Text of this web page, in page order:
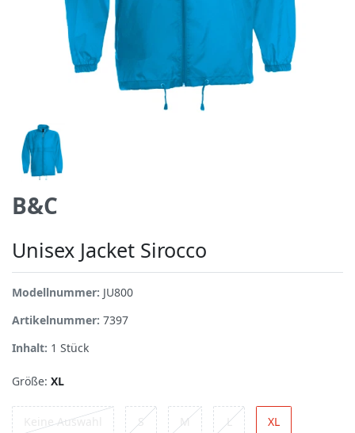
B&C
Unisex Jacket Sirocco
Modellnummer: JU800
Artikelnummer: 7397
Inhalt: 1 Stück
Größe: XL
Keine Auswahl S M L XL